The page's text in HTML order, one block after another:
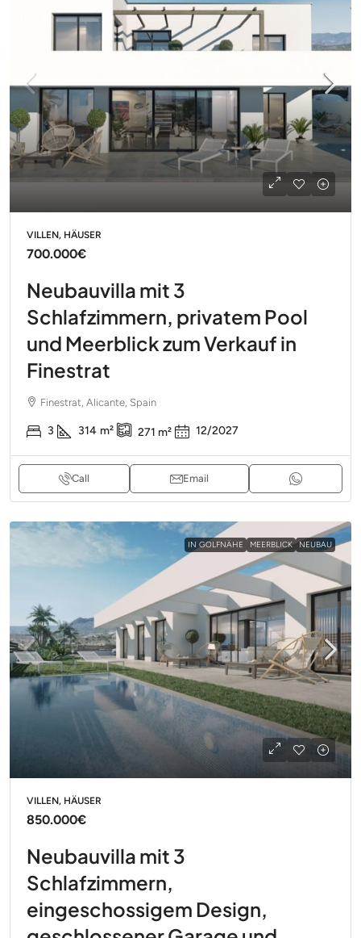
VILLEN, HÄUSER
700.000€
Neubauvilla mit 3
Schlafzimmern, privatem Pool
und Meerblick zum Verkauf in
Finestrat
Finestrat, Alicante, Spain
3 314 m² 271 m² 12/2027
Call Email
IN GOLFNÄHE MEERBLICK NEUBAU
VILLEN, HÄUSER
850.000€
Neubauvilla mit 3
Schlafzimmern,
eingeschossigem Design,